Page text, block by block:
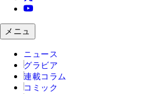
メニュ
ニュース
グラビア
連載コラム
コミック